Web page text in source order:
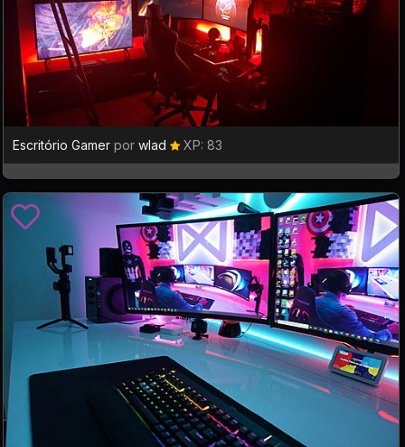
Escritório Gamer por wlad XP: 83